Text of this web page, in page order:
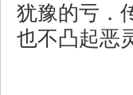
犹豫的亏．
也不凸起恶